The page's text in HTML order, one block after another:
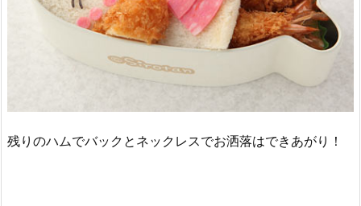
残りのハムでバックとネックレスでお洒落はできあがり！